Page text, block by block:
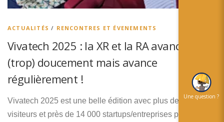
Español
ACTUALITÉS / RENCONTRES ET ÉVENEMENTS
Vivatech 2025 : la XR et la RA avancent
(trop) doucement mais avance
régulièrement !
Vivatech 2025 est une belle édition avec plus de 180 000
visiteurs et près de 14 000 startups/entreprises présentes.
Une question ?